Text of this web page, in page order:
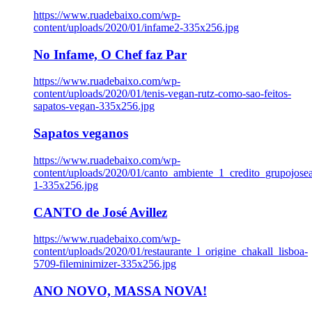
https://www.ruadebaixo.com/wp-
content/uploads/2020/01/infame2-335x256.jpg
No Infame, O Chef faz Par
https://www.ruadebaixo.com/wp-
content/uploads/2020/01/tenis-vegan-rutz-como-sao-feitos-
sapatos-vegan-335x256.jpg
Sapatos veganos
https://www.ruadebaixo.com/wp-
content/uploads/2020/01/
1-335x256.jpg
CANTO de José Avillez
https://www.ruadebaixo.com/wp-
content/uploads/2020/01/restaurante_l_origine_chakall_lisboa-
5709-fileminimizer-335x256.jpg
ANO NOVO, MASSA NOVA!